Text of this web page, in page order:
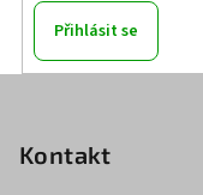
Přihlásit se
Kontakt